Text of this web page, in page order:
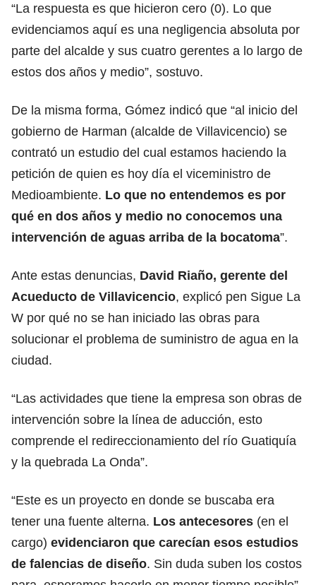
“La respuesta es que hicieron cero (0). Lo que
evidenciamos aquí es una negligencia absoluta por
parte del alcalde y sus cuatro gerentes a lo largo de
estos dos años y medio”, sostuvo.
De la misma forma, Gómez indicó que “al inicio del
gobierno de Harman (alcalde de Villavicencio) se
contrató un estudio del cual estamos haciendo la
petición de quien es hoy día el viceministro de
Medioambiente. Lo que no entendemos es por
qué en dos años y medio no conocemos una
intervención de aguas arriba de la bocatoma”.
Ante estas denuncias, David Riaño, gerente del
Acueducto de Villavicencio, explicó pen Sigue La
W por qué no se han iniciado las obras para
solucionar el problema de suministro de agua en la
ciudad.
“Las actividades que tiene la empresa son obras de
intervención sobre la línea de aducción, esto
comprende el redireccionamiento del río Guatiquía
y la quebrada La Onda”.
“Este es un proyecto en donde se buscaba era
tener una fuente alterna. Los antecesores (en el
cargo) evidenciaron que carecían esos estudios
de falencias de diseño. Sin duda suben los costos